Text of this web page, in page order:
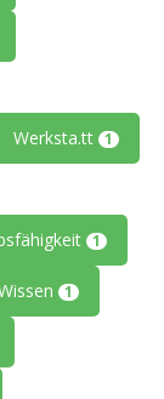
Werksta.tt 1
1
1